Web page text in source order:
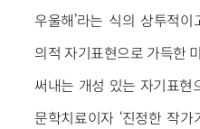
우울해’라는 식의 상투적
의적 자기표현으로 가득한
써내는 개성 있는 자기표현
문학치료이자 ‘진정한 작가